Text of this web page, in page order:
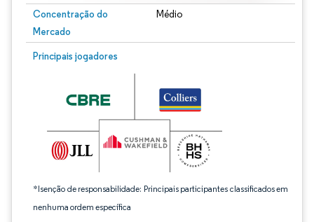
Concentração do
Mercado
Médio
Principais jogadores
*Isenção de responsabilidade: Principais participantes classificados em
nenhuma ordem específica
Imagem © Mordor Intelligence. O reuso requer atribuição conforme CC BY 4.0.